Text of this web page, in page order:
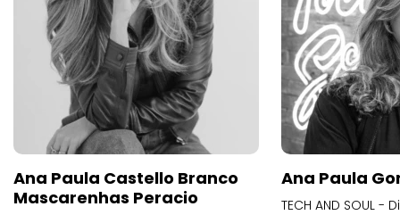
Ana Paula Castello Branco
Mascarenhas Peracio
Ana Paula
TECH AND SOUL